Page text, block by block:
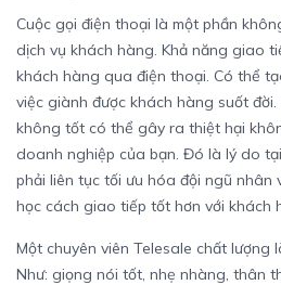
Cuộc gọi điện thoại là một phần
dịch vụ khách hàng. Khả năng giao
khách hàng qua điện thoại. Có thể
việc giành được khách hàng suốt
không tốt có thể gây ra thiệt hại
doanh nghiệp của bạn. Đó là lý do
phải liên tục tối ưu hóa đội ngũ nhân
học cách giao tiếp tốt hơn với khách
Một chuyên viên Telesale chất lượng
Như: giọng nói tốt, nhẹ nhàng, thân